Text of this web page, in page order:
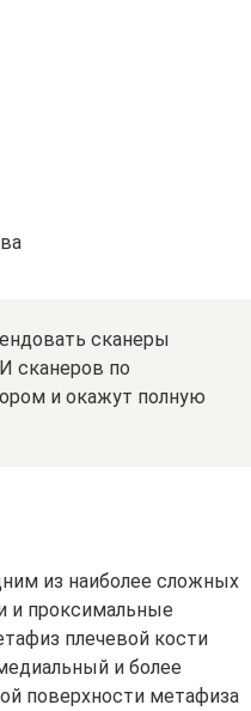
сканеры
сканеров по
и окажут полную
из наиболее сложных
и проксимальные
плечевой кости
и более
поверхности метафиза